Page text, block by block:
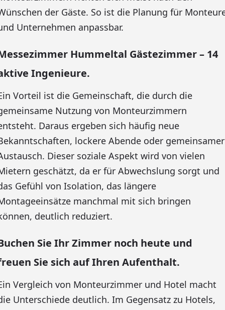
der Gäste. So ist die Planung für
Unternehmen anpassbar.
Hummeltal Gästezimmer – 14
Ingenieure.
Vorteil ist die Gemeinschaft, die durch die
Nutzung von Monteurzimmern
Daraus ergeben sich häufig neue
lockere Abende oder gemeinsamer
Dieser soziale Aspekt wird von vielen
geschätzt, da er für Abwechslung sorgt und
Gefühl von Isolation, das längere
manchmal mit sich bringen
deutlich reduziert.
Sie Ihr Zimmer noch heute und
Sie sich auf Ihren Aufenthalt.
Vergleich von Monteurzimmer und Hotel macht
Unterschiede deutlich. Im Gegensatz zu Hotels,